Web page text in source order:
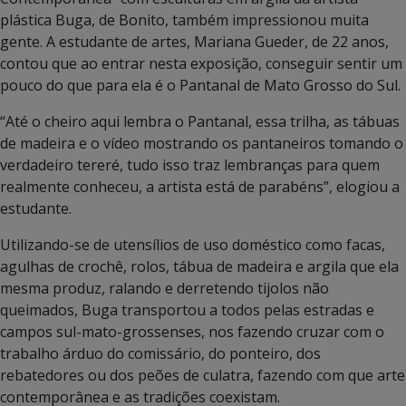
plástica Buga, de Bonito, também impressionou muita
gente. A estudante de artes, Mariana Gueder, de 22 anos,
contou que ao entrar nesta exposição, conseguir sentir um
pouco do que para ela é o Pantanal de Mato Grosso do Sul.
“Até o cheiro aqui lembra o Pantanal, essa trilha, as tábuas
de madeira e o vídeo mostrando os pantaneiros tomando o
verdadeiro tereré, tudo isso traz lembranças para quem
realmente conheceu, a artista está de parabéns”, elogiou a
estudante.
Utilizando-se de utensílios de uso doméstico como facas,
agulhas de crochê, rolos, tábua de madeira e argila que ela
mesma produz, ralando e derretendo tijolos não
queimados, Buga transportou a todos pelas estradas e
campos sul-mato-grossenses, nos fazendo cruzar com o
trabalho árduo do comissário, do ponteiro, dos
rebatedores ou dos peões de culatra, fazendo com que arte
contemporânea e as tradições coexistam.